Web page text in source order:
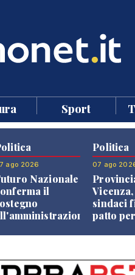
Sport
ago 2026
Nazionale
il
Politica
07 ago
sindaci
patto